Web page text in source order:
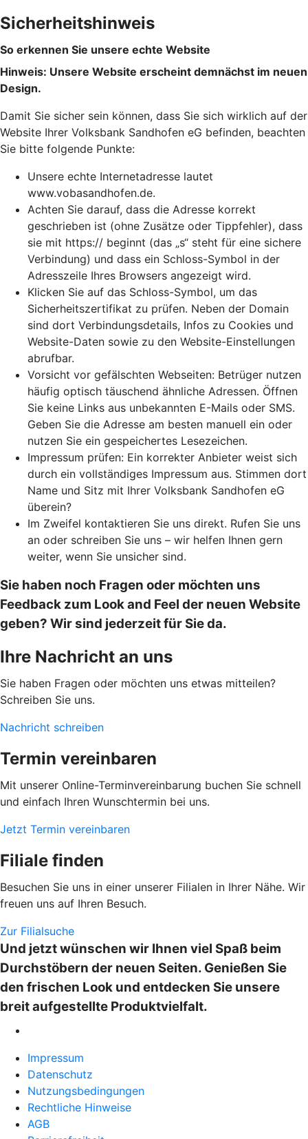
Sicherheitshinweis
So erkennen Sie unsere echte Website
Hinweis: Unsere Website erscheint demnächst im neuen
Design.
Damit Sie sicher sein können, dass Sie sich wirklich auf der
Website Ihrer Volksbank Sandhofen eG befinden, beachten
Sie bitte folgende Punkte:
Unsere echte Internetadresse lautet
www.vobasandhofen.de.
Achten Sie darauf, dass die Adresse korrekt
geschrieben ist (ohne Zusätze oder Tippfehler), dass
sie mit https:// beginnt (das „s“ steht für eine sichere
Verbindung) und dass ein Schloss-Symbol in der
Adresszeile Ihres Browsers angezeigt wird.
Klicken Sie auf das Schloss-Symbol, um das
Sicherheitszertifikat zu prüfen. Neben der Domain
sind dort Verbindungsdetails, Infos zu Cookies und
Website-Daten sowie zu den Website-Einstellungen
abrufbar.
Vorsicht vor gefälschten Webseiten: Betrüger nutzen
häufig optisch täuschend ähnliche Adressen. Öffnen
Sie keine Links aus unbekannten E-Mails oder SMS.
Geben Sie die Adresse am besten manuell ein oder
nutzen Sie ein gespeichertes Lesezeichen.
Impressum prüfen: Ein korrekter Anbieter weist sich
durch ein vollständiges Impressum aus. Stimmen dort
Name und Sitz mit Ihrer Volksbank Sandhofen eG
überein?
Im Zweifel kontaktieren Sie uns direkt. Rufen Sie uns
an oder schreiben Sie uns – wir helfen Ihnen gern
weiter, wenn Sie unsicher sind.
Sie haben noch Fragen oder möchten uns
Feedback zum Look and Feel der neuen Website
geben? Wir sind jederzeit für Sie da.
Ihre Nachricht an uns
Sie haben Fragen oder möchten uns etwas mitteilen?
Schreiben Sie uns.
Nachricht schreiben
Termin vereinbaren
Mit unserer Online-Terminvereinbarung buchen Sie schnell
und einfach Ihren Wunschtermin bei uns.
Jetzt Termin vereinbaren
Filiale finden
Besuchen Sie uns in einer unserer Filialen in Ihrer Nähe. Wir
freuen uns auf Ihren Besuch.
Zur Filialsuche
Und jetzt wünschen wir Ihnen viel Spaß beim
Durchstöbern der neuen Seiten. Genießen Sie
den frischen Look und entdecken Sie unsere
breit aufgestellte Produktvielfalt.
Impressum
Datenschutz
Nutzungsbedingungen
Rechtliche Hinweise
AGB